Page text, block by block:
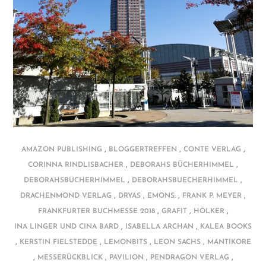
AMAZON PUBLISHING , BLOGGERTREFFEN , CONTE VERLAG ,
CORINNA RINDLISBACHER , DEBORAHS BÜCHERHIMMEL ,
DEBORAHSBÜCHERHIMMEL , DEBORAHSBUECHERHIMMEL ,
DRACHENMOND VERLAG , DRYAS , EMONS: , FRANK P. MEYER ,
FRANKFURTER BUCHMESSE 2018, GRAFIT, HÖLKER,
INA LINGER UND CINA BARD , ISABELLA ARCHAN , KALEA BOOKS
, KERSTIN FIELSTEDDE , LEMONBITS, LEON SACHS, MANTIKORE
, MESSERÜCKBLICK, PAVILION , PENDRAGON VERLAG ,